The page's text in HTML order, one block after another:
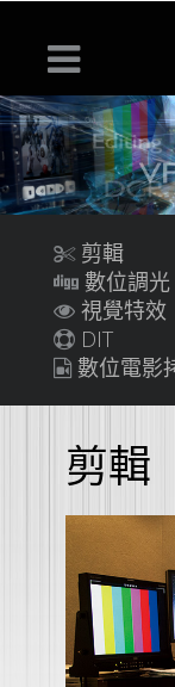
剪輯
數位調光
視覺特效
DIT
數位電影
剪輯